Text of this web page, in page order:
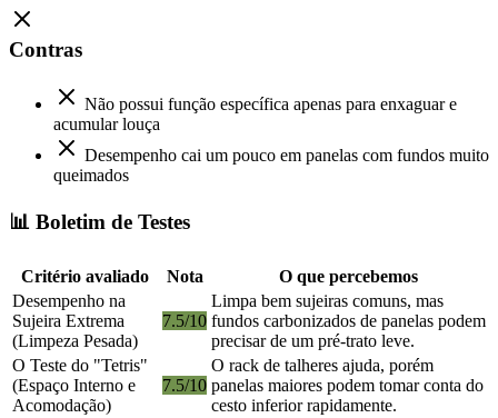
Contras
Não possui função específica apenas para enxaguar e
acumular louça
Desempenho cai um pouco em panelas com fundos muito
queimados
📊 Boletim de Testes
Critério avaliado Nota
O que percebemos
Desempenho na
Sujeira Extrema
(Limpeza Pesada)
7.5/10
Limpa bem sujeiras comuns, mas
fundos carbonizados de panelas podem
precisar de um pré-trato leve.
O Teste do "Tetris"
(Espaço Interno e
Acomodação)
7.5/10
O rack de talheres ajuda, porém
panelas maiores podem tomar conta do
cesto inferior rapidamente.